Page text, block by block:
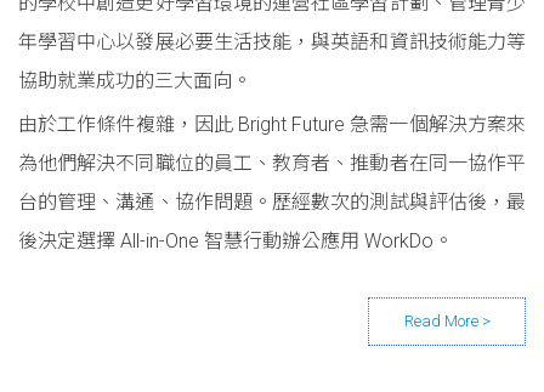
年學習中心以發展必要生活技能，與英語和資訊技術能力等
協助就業成功的三大面向。
由於工作條件複雜，因此 Bright Future 急需一個解決方案來
為他們解決不同職位的員工、教育者、推動者在同一協作平
台的管理、溝通、協作問題。歷經數次的測試與評估後，最
後決定選擇 All-in-One 智慧行動辦公應用 WorkDo。